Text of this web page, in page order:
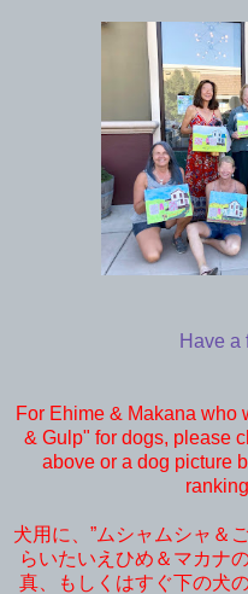
Have a
For Ehime & Makana who
& Gulp" for dogs, please
above or a dog picture
犬用に、”ムシャムシャ＆
らいたいえひめ＆マカナ
真、もしくはすぐ下の犬